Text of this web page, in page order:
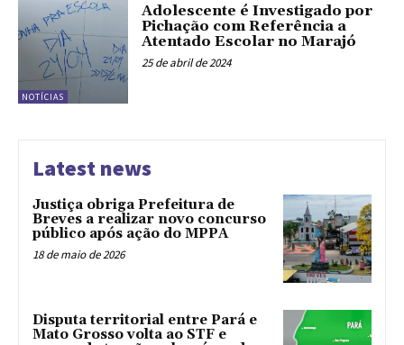
NOTÍCIAS
Adolescente é Investigado por
Pichação com Referência a
Atentado Escolar no Marajó
25 de abril de 2024
Latest news
Justiça obriga Prefeitura de
Breves a realizar novo concurso
público após ação do MPPA
18 de maio de 2026
Disputa territorial entre Pará e
Mato Grosso volta ao STF e